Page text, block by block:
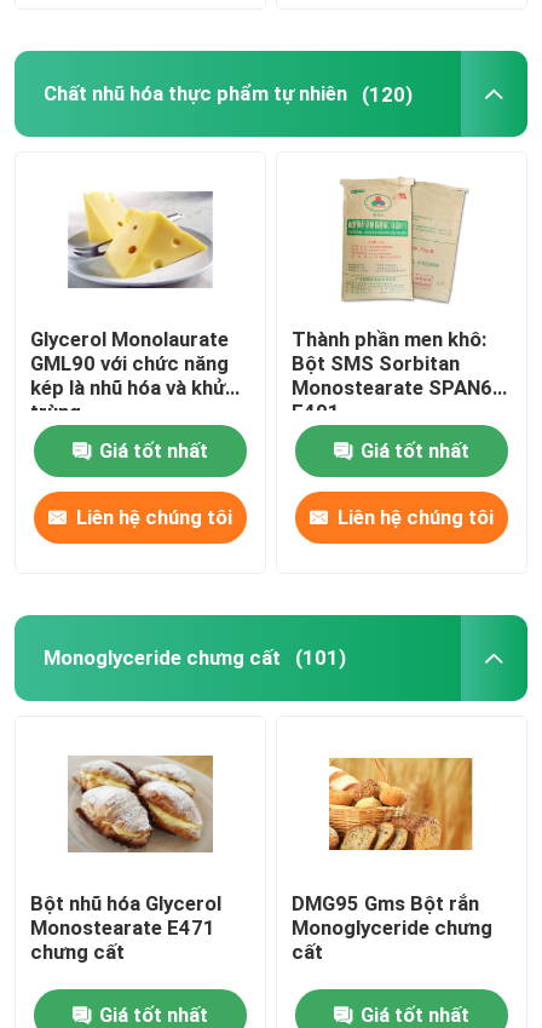
Chất nhũ hóa thực phẩm tự nhiên (120)
Glycerol Monolaurate
GML90 với chức năng
kép là nhũ hóa và khử
trùng
Giá tốt nhất
Liên hệ chúng tôi
Thành phần men khô:
Bột SMS Sorbitan
Monostearate SPAN60
E491
Giá tốt nhất
Liên hệ chúng tôi
Monoglyceride chưng cất (101)
Bột nhũ hóa Glycerol
Monostearate E471
chưng cất
Giá tốt nhất
DMG95 Gms Bột rắn
Monoglyceride chưng
cất
Giá tốt nhất